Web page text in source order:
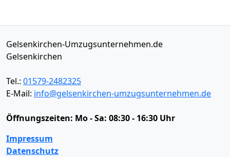
Gelsenkirchen-Umzugsunternehmen.de
Gelsenkirchen
Tel.: 01579-2482325
E-Mail: info@gelsenkirchen-umzugsunternehmen.de
Öffnungszeiten: Mo - Sa: 08:30 - 16:30 Uhr
Impressum
Datenschutz